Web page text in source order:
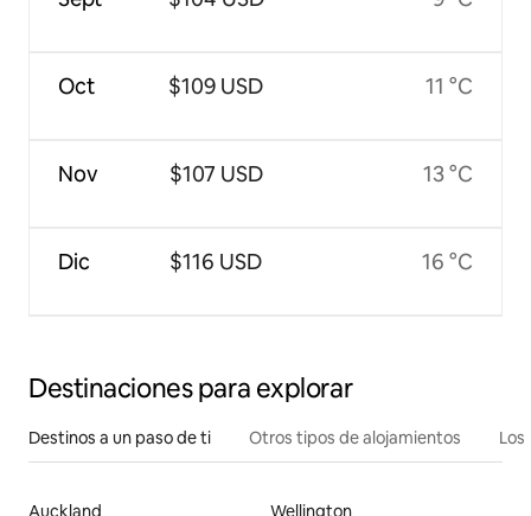
Oct
Nov
Dic
$109 USD
$107 USD
$116 USD
11 °C
13 °C
16 °C
Destinaciones para explorar
Destinos a un paso de ti Otros tipos de alojamientos
Auckland
Wellington